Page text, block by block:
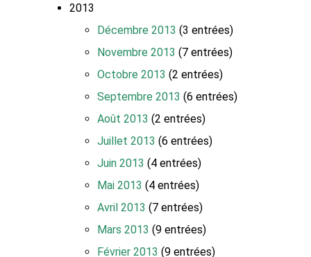
2013
Décembre 2013 (3 entrées)
Novembre 2013 (7 entrées)
Octobre 2013 (2 entrées)
Septembre 2013 (6 entrées)
Août 2013 (2 entrées)
Juillet 2013 (6 entrées)
Juin 2013 (4 entrées)
Mai 2013 (4 entrées)
Avril 2013 (7 entrées)
Mars 2013 (9 entrées)
Février 2013 (9 entrées)